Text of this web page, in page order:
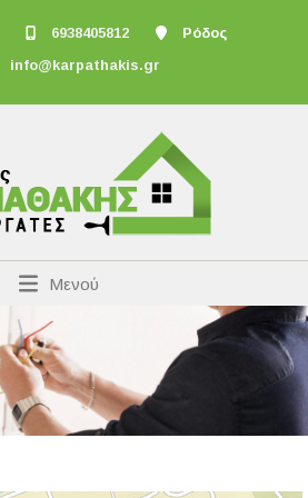
6938405812
Ρόδος
info@karpathakis.gr
Μενού